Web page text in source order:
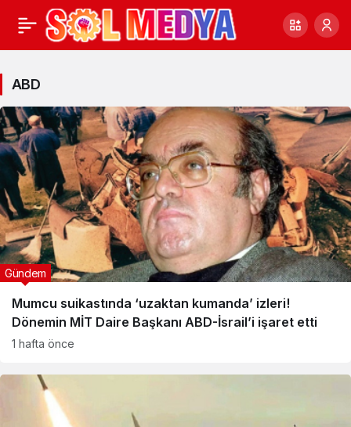
ABD
ABD
Mumcu suikastında ‘uzaktan kumanda’ izleri!
Dönemin MİT Daire Başkanı ABD-İsrail’i işaret etti
Gündem
1 hafta önce